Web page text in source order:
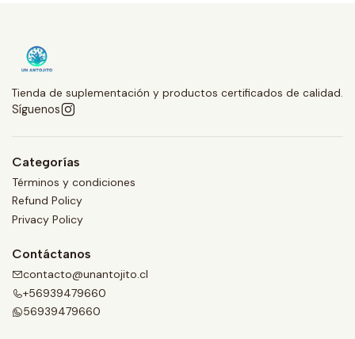
Tienda de suplementación y productos certificados de calidad.
Síguenos
Categorías
Términos y condiciones
Refund Policy
Privacy Policy
Contáctanos
contacto@unantojito.cl
+56939479660
56939479660